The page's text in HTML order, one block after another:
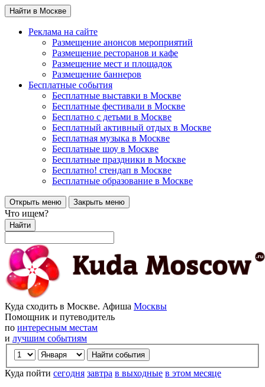
Найти в Москве
Реклама на сайте
Размещение анонсов мероприятий
Размещение ресторанов и кафе
Размещение мест и площадок
Размещение баннеров
Бесплатные события
Бесплатные выставки в Москве
Бесплатные фестивали в Москве
Бесплатно с детьми в Москве
Бесплатный активный отдых в Москве
Бесплатная музыка в Москве
Бесплатные шоу в Москве
Бесплатные праздники в Москве
Бесплатно! стендап в Москве
Бесплатные образование в Москве
Открыть меню Закрыть меню
Что ищем?
Найти
Куда сходить в Москве. Афиша Москвы
Помощник и путеводитель
по интересным местам
и лучшим событиям
Куда пойти сегодня завтра в выходные в этом месяце